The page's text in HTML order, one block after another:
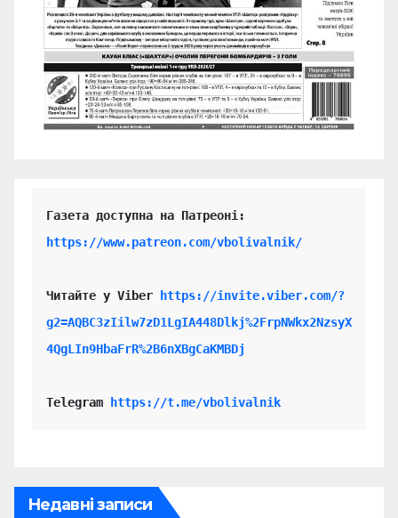
https://www.patreon.com/vbolivalnik/
Читайте у Viber
https://invite.viber.com/?
g2=AQBC3zIilw7zD1LgIA448Dlkj%2FrpNWkx2NzsyX
4QgLIn9HbaFrR%2B6nXBgCaKMBDj
Telegram https://t.me/vbolivalnik
Недавні записи